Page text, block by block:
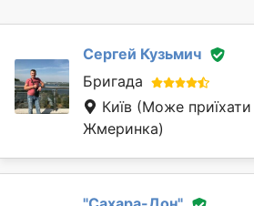
Сергей Кузьмич
Бригада
Київ (Може
Жмеринка)